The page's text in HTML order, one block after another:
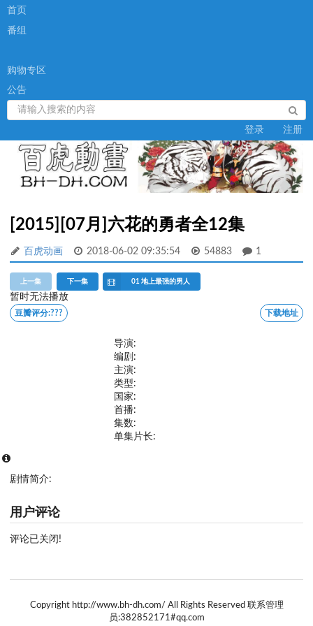
首页
番组
购物专区
公告
登录 注册
[2015][07月]六花的勇者全12集
百虎动画 2018-06-02 09:35:54 54883 1
上一集 下一集 01 地上最强的男人
暂时无法播放
豆瓣评分:??? 下载地址
导演:
编剧:
主演:
类型:
国家:
首播:
集数:
单集片长:
剧情简介:
用户评论
评论已关闭!
Copyright http://www.bh-dh.com/ All Rights Reserved 联系管理
员:382852171#qq.com